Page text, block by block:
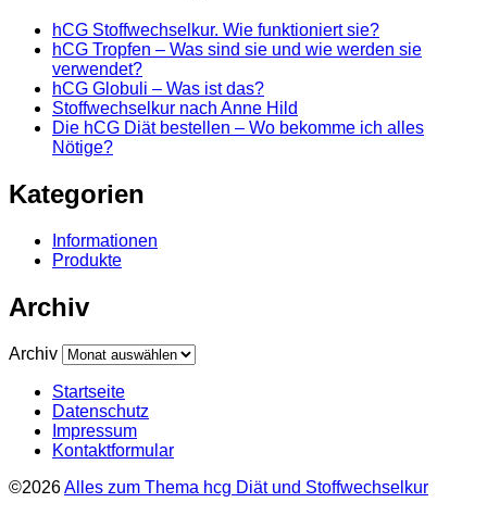
hCG Stoffwechselkur. Wie funktioniert sie?
hCG Tropfen – Was sind sie und wie werden sie
verwendet?
hCG Globuli – Was ist das?
Stoffwechselkur nach Anne Hild
Die hCG Diät bestellen – Wo bekomme ich alles
Nötige?
Kategorien
Informationen
Produkte
Archiv
Archiv
Startseite
Datenschutz
Impressum
Kontaktformular
©2026Alles zum Thema hcg Diät und Stoffwechselkur